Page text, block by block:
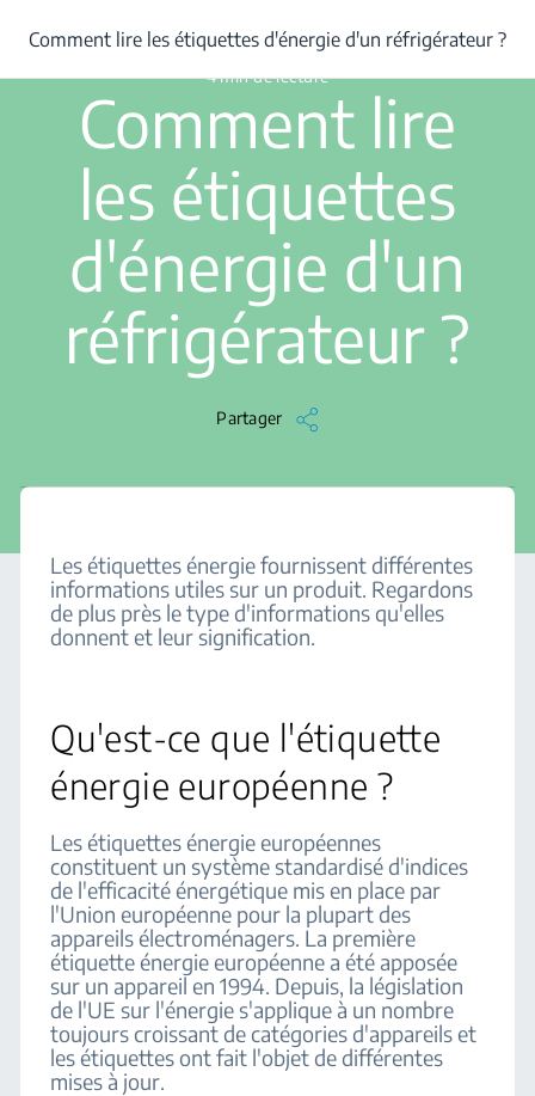
Comment lire les étiquettes d'énergie d'un réfrigérateur ?
4 min de lecture
Comment lire
les étiquettes
d'énergie d'un
réfrigérateur ?
Partager
Comment lire les étiquettes d'énergie d'un réfrigérateur ?
Les étiquettes énergie fournissent différentes
informations utiles sur un produit. Regardons
de plus près le type d'informations qu'elles
donnent et leur signification.
Qu'est-ce que l'étiquette
énergie européenne ?
Les étiquettes énergie européennes
constituent un système standardisé d'indices
de l'efficacité énergétique mis en place par
l'Union européenne pour la plupart des
appareils électroménagers. La première
étiquette énergie européenne a été apposée
sur un appareil en 1994. Depuis, la législation
de l'UE sur l'énergie s'applique à un nombre
toujours croissant de catégories d'appareils et
les étiquettes ont fait l'objet de différentes
mises à jour.